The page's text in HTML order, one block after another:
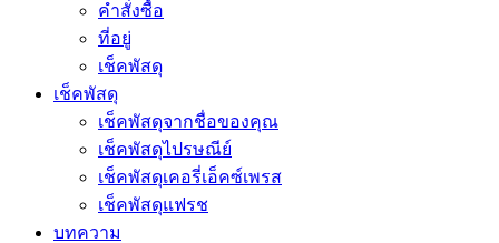
คำสั่งซื้อ
ที่อยู่
เช็คพัสดุ
เช็คพัสดุ
เช็คพัสดุจากชื่อของคุณ
เช็คพัสดุไปรษณีย์
เช็คพัสดุเคอรี่เอ็คซ์เพรส
เช็คพัสดุแฟรช
บทความ